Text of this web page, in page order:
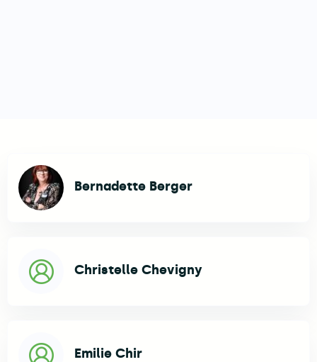
Bernadette Berger
Christelle Chevigny
Emilie Chir